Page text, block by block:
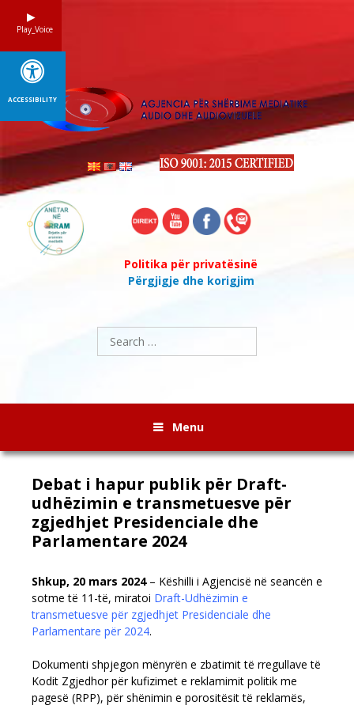
Politika për privatësinë
Përgjigje dhe korigjim
Search
for:
Menu
Debat i hapur publik për Draft-
udhëzimin e transmetuesve për
zgjedhjet Presidenciale dhe
Parlamentare 2024
Shkup, 20 mars 2024– Këshilli i Agjencisë në seancën e
sotme të 11-të, miratoi Draft-Udhëzimin e
transmetuesve për zgjedhjet Presidenciale dhe
Parlamentare për 2024.
Dokumenti shpjegon mënyrën e zbatimit të rregullave të
Kodit Zgjedhor për kufizimet e reklamimit politik me
pagesë (RPP), për shënimin e porositësit të reklamës,
Play_Voice
ACCESSIBILITY